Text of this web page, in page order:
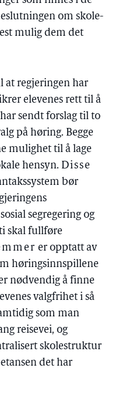
om skole-
mulig dem det
at regjeringen har
elevenes rett til å
sendt forslag til to
på høring. Begge
mulighet til å lage
hensyn. Disse
bør
segregering og
skal fullføre
er opptatt av
høringsinnspillene
nødvendig å finne
valgfrihet i så
som man
reisevei, og
skolestruktur
det har